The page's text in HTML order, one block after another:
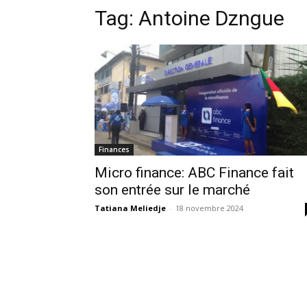
Tag: Antoine Dzngue
Finances
Micro finance: ABC Finance fait
son entrée sur le marché
Tatiana Meliedje - 18 novembre 2024